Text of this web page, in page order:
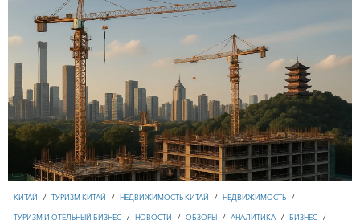
КИТАЙ / ТУРИЗМ КИТАЙ / НЕДВИЖИМОСТЬ КИТАЙ / НЕДВИЖИМОСТЬ /
ТУРИЗМ И ОТЕЛЬНЫЙ БИЗНЕС / НОВОСТИ / ОБЗОРЫ / АНАЛИТИКА / БИЗНЕС /